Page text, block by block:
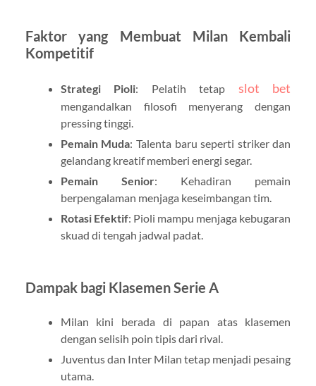
Faktor yang Membuat Milan Kembali
Kompetitif
Strategi Pioli: Pelatih tetap slot bet
mengandalkan filosofi menyerang dengan
pressing tinggi.
Pemain Muda: Talenta baru seperti striker dan
gelandang kreatif memberi energi segar.
Pemain Senior: Kehadiran pemain
berpengalaman menjaga keseimbangan tim.
Rotasi Efektif: Pioli mampu menjaga kebugaran
skuad di tengah jadwal padat.
Dampak bagi Klasemen Serie A
Milan kini berada di papan atas klasemen
dengan selisih poin tipis dari rival.
Juventus dan Inter Milan tetap menjadi pesaing
utama.